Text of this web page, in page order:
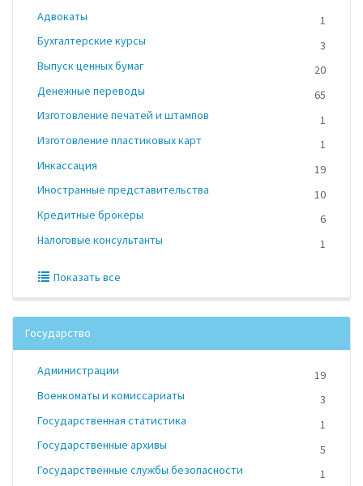
Адвокаты
1
Бухгалтерские курсы
3
Выпуск ценных бумаг
20
Денежные переводы
65
Изготовление печатей и штампов
1
Изготовление пластиковых карт
1
Инкассация
19
Иностранные представительства
10
Кредитные брокеры
6
Налоговые консультанты
1
Показать все
Государство
Администрации
19
Военкоматы и комиссариаты
3
Государственная статистика
1
Государственные архивы
5
Государственные службы безопасности
1